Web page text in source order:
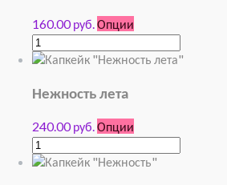
160.00 руб.Опции
Нежность лета
240.00 руб.Опции